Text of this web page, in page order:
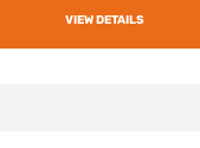
VIEW DETAILS